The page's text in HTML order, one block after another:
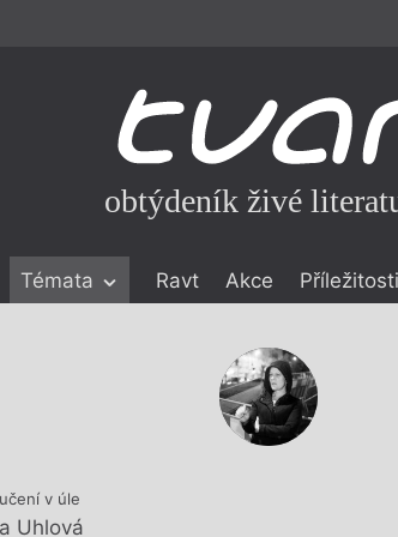
obtýdeník živé
Témata Ravt Akce Příležitosti
v úle
Uhlová